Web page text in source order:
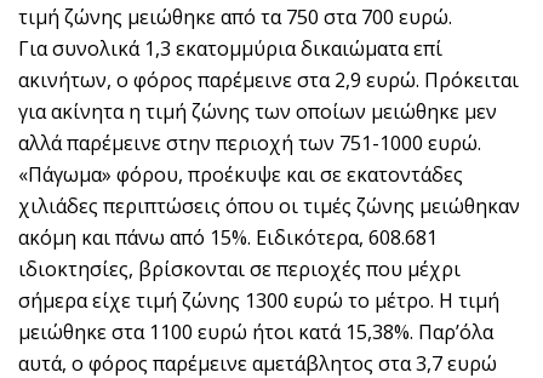
τιμή ζώνης μειώθηκε από τα 750 στα 700 ευρώ.
Για συνολικά 1,3 εκατομμύρια δικαιώματα επί
ακινήτων, ο φόρος παρέμεινε στα 2,9 ευρώ. Πρόκειται
για ακίνητα η τιμή ζώνης των οποίων μειώθηκε μεν
αλλά παρέμεινε στην περιοχή των 751-1000 ευρώ.
«Πάγωμα» φόρου, προέκυψε και σε εκατοντάδες
χιλιάδες περιπτώσεις όπου οι τιμές ζώνης μειώθηκαν
ακόμη και πάνω από 15%. Ειδικότερα, 608.681
ιδιοκτησίες, βρίσκονται σε περιοχές που μέχρι
σήμερα είχε τιμή ζώνης 1300 ευρώ το μέτρο. Η τιμή
μειώθηκε στα 1100 ευρώ ήτοι κατά 15,38%. Παρ’όλα
αυτά, ο φόρος παρέμεινε αμετάβλητος στα 3,7 ευρώ